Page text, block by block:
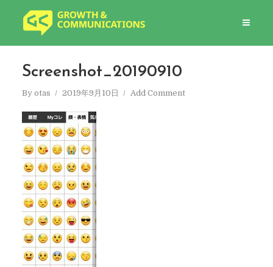
Screenshot_20190910
By otas 2019年9月10日 Add Comment